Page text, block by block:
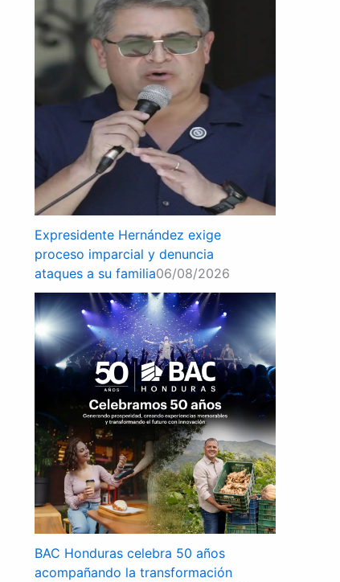
Expresidente Hernández exige
proceso imparcial y denuncia
ataques a su familia06/08/2026
BAC Honduras celebra 50 años
acompañando la transformación